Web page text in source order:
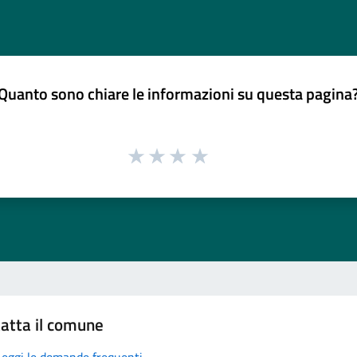
sono chiare le informazioni su questa
il comune